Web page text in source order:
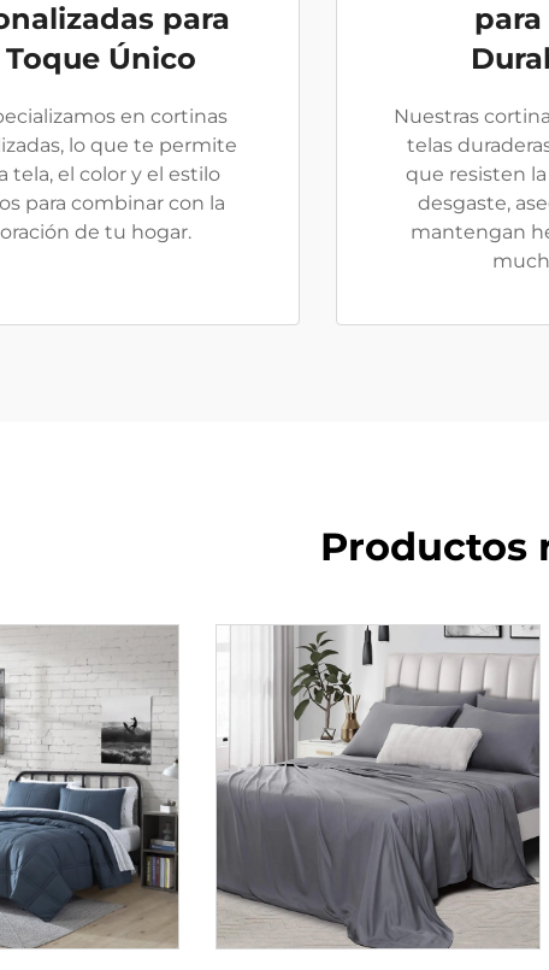
para
Único
en cortinas
lo que te permite
tela, el color y el estilo
para combinar con la
de tu hogar.
Nuestras
telas
que resisten
desgaste,
mantengan
Productos